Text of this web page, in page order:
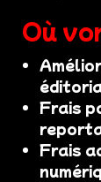
Où
Frais
Frais